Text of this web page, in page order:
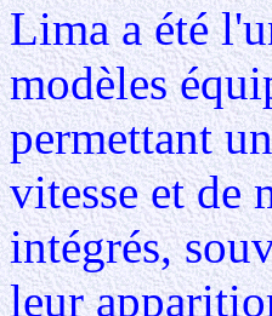
Lima a été
modèles
permettant
vitesse et de
intégrés,
leur